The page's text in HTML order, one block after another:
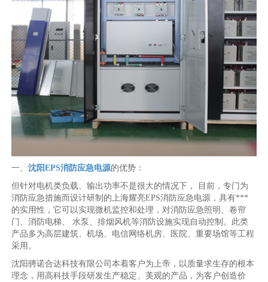
一、沈阳EPS消防应急电源的优势：
但针对电机类负载、输出功率不是很大的情况下， 目前，专门为
消防应急措施而设计研制的上海耀亮EPS消防应急电源，具有***
的实用性，它可以实现微机监控和处理，对消防应急照明、卷帘
门、消防电梯、 水泵、排烟风机等消防设施实现自动控制。此类
产品多为高层建筑、机场、电信网络机房、医院、重要场馆等工程
采用。
沈阳骋诺合达科技有限公司本着客户为上帝，以质量求生存的根本
理念，用高科技手段研发生产稳定、美观的产品，为客户创造价